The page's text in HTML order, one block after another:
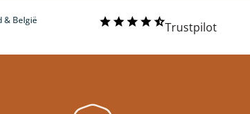
& België Trustpilot